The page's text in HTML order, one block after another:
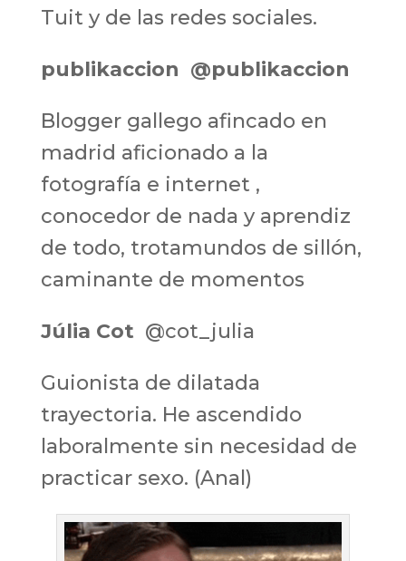
Tuit y de las redes sociales.
publikaccion @publikaccion
Blogger gallego afincado en
madrid aficionado a la
fotografía e internet ,
conocedor de nada y aprendiz
de todo, trotamundos de sillón,
caminante de momentos
Júlia Cot @cot_julia
Guionista de dilatada
trayectoria. He ascendido
laboralmente sin necesidad de
practicar sexo. (Anal)